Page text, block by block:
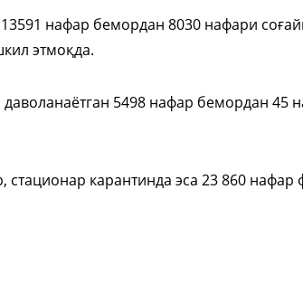
нафар бемордан 8030 нафари
этмоқда.
5498 нафар бемордан 45
стационар карантинда эса 23 860 нафар